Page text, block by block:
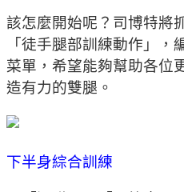
該怎麼開始呢？司博特將
「徒手腿部訓練動作」
菜單，希望能夠幫助各位
造有力的雙腿。
下半身綜合訓練